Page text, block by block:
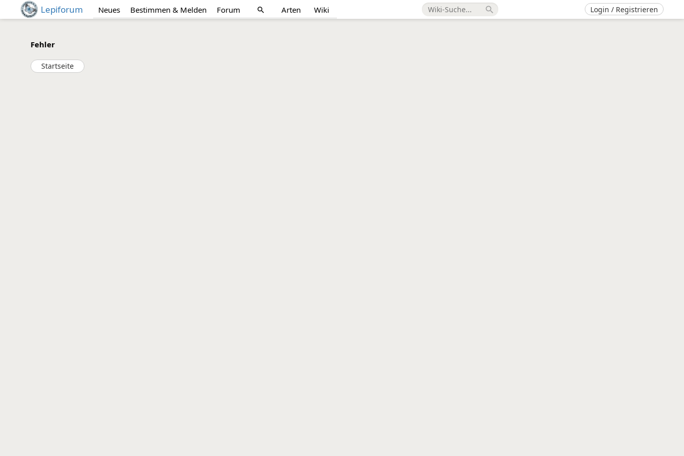
Lepiforum Neues Bestimmen & Melden Forum search Arten Wiki search Login / Registrieren
Fehler
Startseite